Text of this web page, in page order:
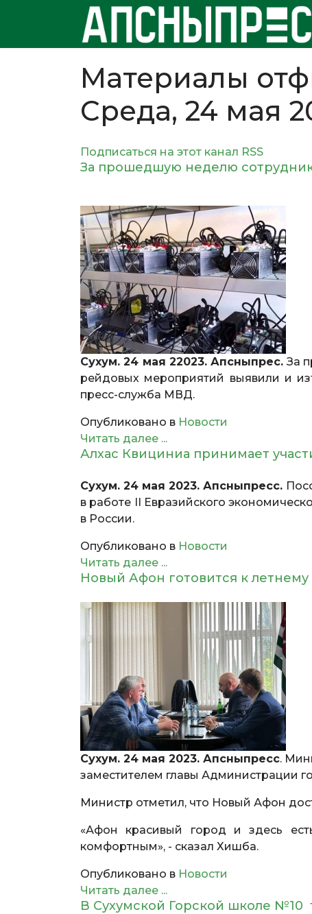
Материалы
Среда, 24 мая
Подписаться на этот канал RSS
За прошедшую неделю
Сухум. 24 мая 22023. Апсныпрес. За
рейдовых мероприятий выявили и
пресс-служба МВД.
Опубликовано в Новости
Читать далее ...
Алхас Квициниа принимает
Сухум. 24 мая 2023. Апсныпресс.
в работе II Евразийского
в России.
Опубликовано в Новости
Читать далее ...
Новый Афон готовится к
Сухум. 24 мая 2023. Апсныпресс.
заместителем главы Администрации
Министр отметил, что Новый Афон
«Афон красивый город и здесь
комфортным», - сказал Хишба.
Опубликовано в Новости
Читать далее ...
В Сухумской Горской школе №10